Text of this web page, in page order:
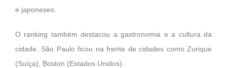
e japoneses.
O ranking também destacou a gastronomia e a cultura da
cidade. São Paulo ficou na frente de cidades como Zurique
(Suíça), Boston (Estados Unidos).